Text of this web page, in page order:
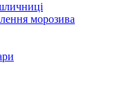
морозива